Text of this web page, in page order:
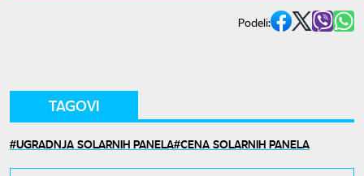
Podeli:
TAGOVI
UGRADNJA SOLARNIH PANELA CENA SOLARNIH PANELA